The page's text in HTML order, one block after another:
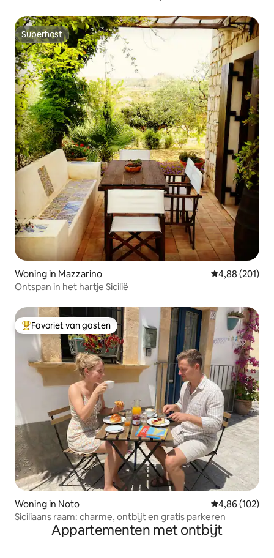
Superhost
Superhost
Woning in Mazzarino Gemiddelde
4,88 (201)
Ontspan in het hartje Sicilië
Topfavoriet van gasten
Favoriet van gasten
Woning in Noto Gemiddelde
4,86 (102)
Siciliaans raam: charme, ontbijt en gratis parkeren
Appartementen met ontbijt